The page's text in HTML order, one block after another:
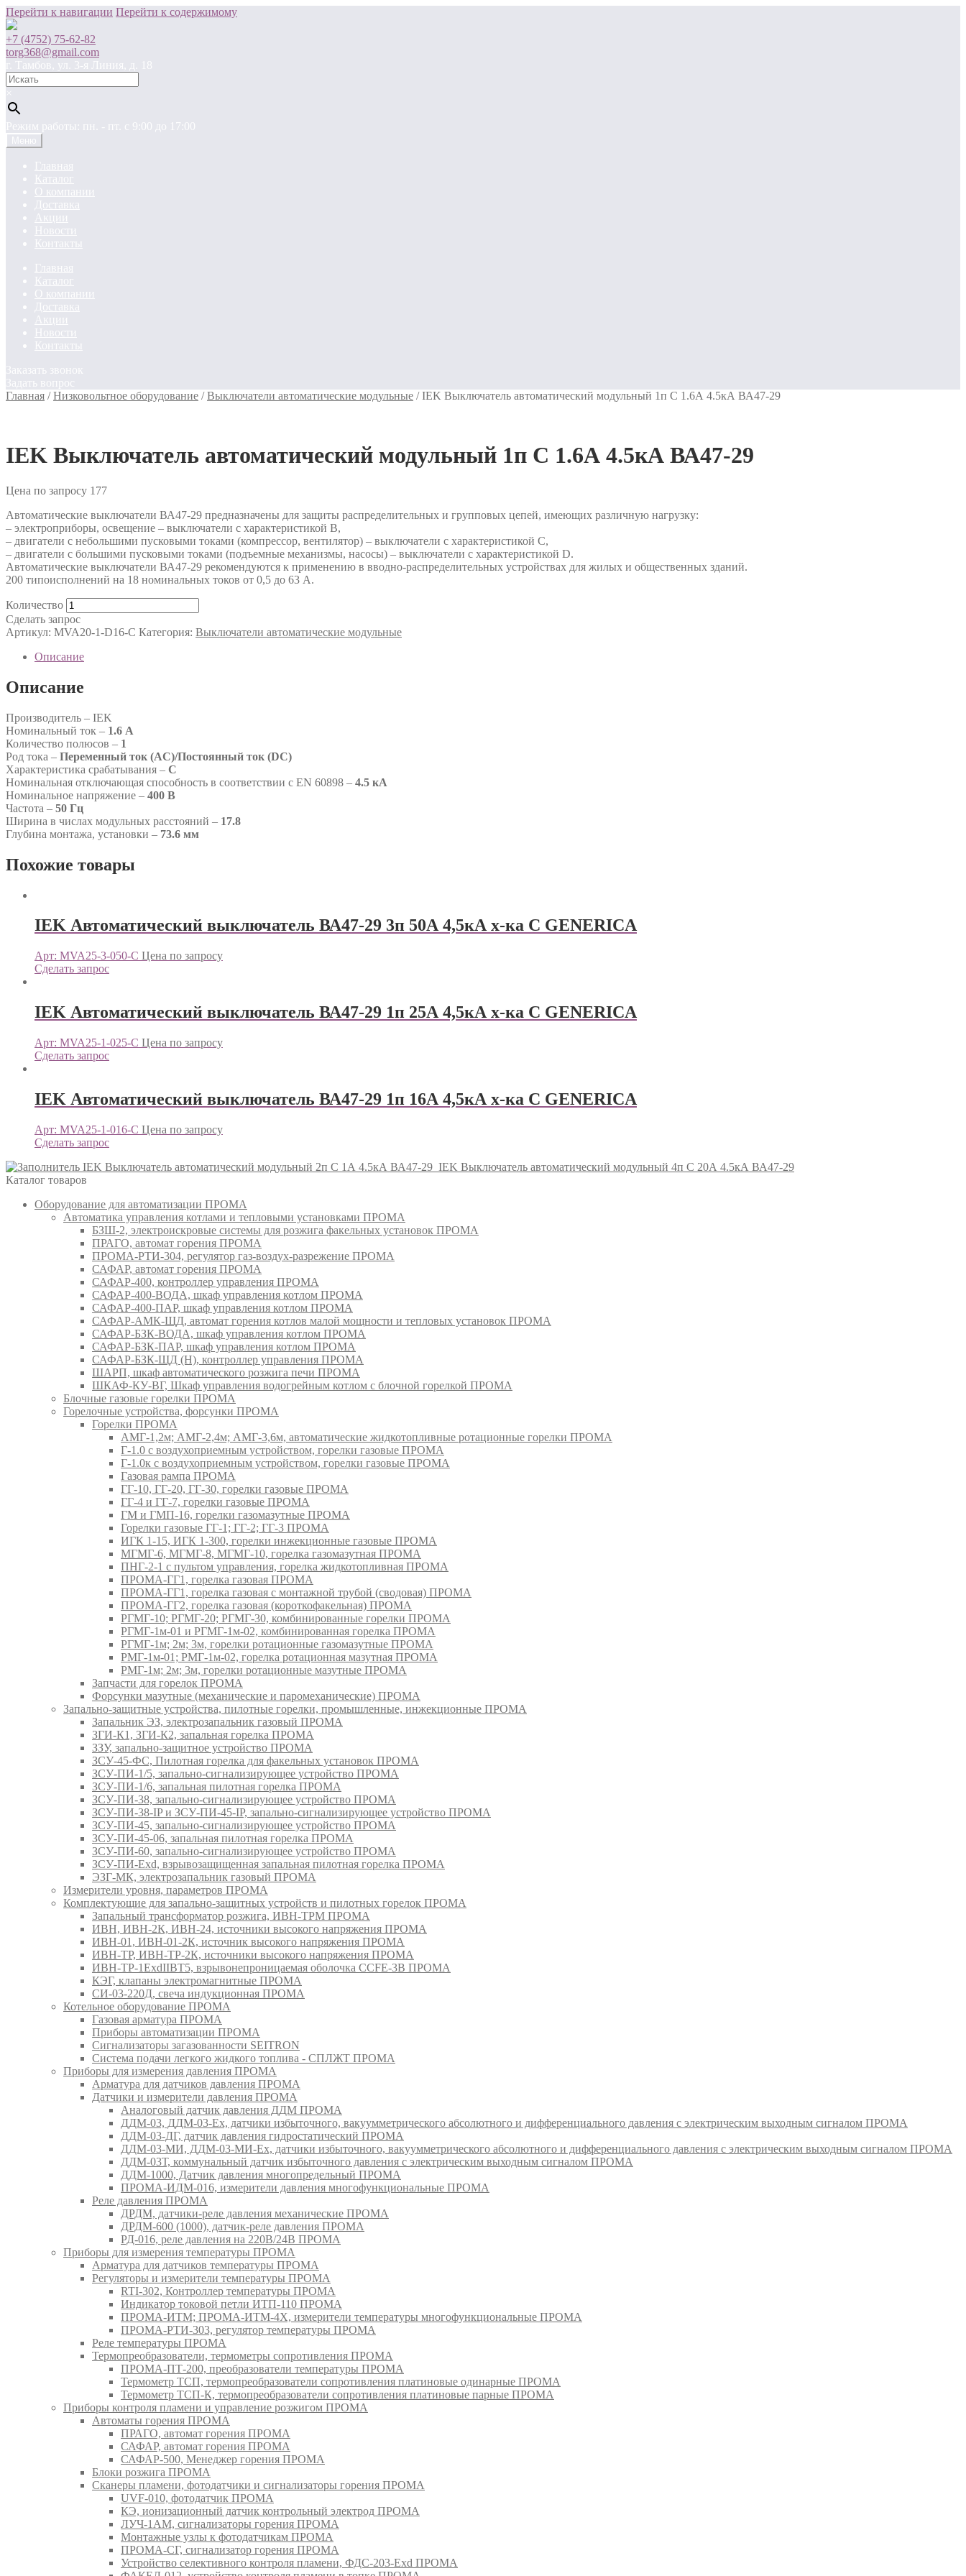
Перейти к навигации Перейти к содержимому
+7 (4752) 75-62-82
torg368@gmail.com
г. Тамбов, ул. 3-я Линия, д. 18
×
Режим работы: пн. - пт. c 9:00 до 17:00
Меню
Главная
Каталог
О компании
Доставка
Акции
Новости
Контакты
Главная
Каталог
О компании
Доставка
Акции
Новости
Контакты
Заказать звонок
Задать вопрос
Главная /Низковольтное оборудование /Выключатели автоматические модульные /IEK Выключатель автоматический модульный 1п C 1.6А 4.5кА ВА47-29
IEK Выключатель автоматический модульный 1п C 1.6А 4.5кА ВА47-29
Цена по запросу 177
Автоматические выключатели ВА47-29 предназначены для защиты распределительных и групповых цепей, имеющих различную нагрузку:
– электроприборы, освещение – выключатели с характеристикой В,
– двигатели с небольшими пусковыми токами (компрессор, вентилятор) – выключатели с характеристикой C,
– двигатели с большими пусковыми токами (подъемные механизмы, насосы) – выключатели с характеристикой D.
Автоматические выключатели ВА47-29 рекомендуются к применению в вводно-распределительных устройствах для жилых и общественных зданий.
200 типоисполнений на 18 номинальных токов от 0,5 до 63 А.
Количество
Сделать запрос
Артикул: MVA20-1-D16-C Категория: Выключатели автоматические модульные
Описание
Описание
Производитель – IEK
Номинальный ток – 1.6 А
Количество полюсов – 1
Род тока – Переменный ток (AC)/Постоянный ток (DC)
Характеристика срабатывания – C
Номинальная отключающая способность в соответствии с EN 60898 – 4.5 кА
Номинальное напряжение – 400 В
Частота – 50 Гц
Ширина в числах модульных расстояний – 17.8
Глубина монтажа, установки – 73.6 мм
Похожие товары
IEK Автоматический выключатель ВА47-29 3п 50А 4,5кА х-ка С GENERICА
Арт: MVA25-3-050-C Цена по запросу
Сделать запрос
IEK Автоматический выключатель ВА47-29 1п 25А 4,5кА х-ка С GENERICА
Арт: MVA25-1-025-C Цена по запросу
Сделать запрос
IEK Автоматический выключатель ВА47-29 1п 16А 4,5кА х-ка С GENERICА
Арт: MVA25-1-016-C Цена по запросу
Сделать запрос
IEK Выключатель автоматический модульный 2п C 1А 4.5кА ВА47-29 IEK Выключатель автоматический модульный 4п C 20А 4.5кА ВА47-29
Каталог товаров
Оборудование для автоматизации ПРОМА
Автоматика управления котлами и тепловыми установками ПРОМА
БЗШ-2, электроискровые системы для розжига факельных установок ПРОМА
ПРАГО, автомат горения ПРОМА
ПРОМА-РТИ-304, регулятор газ-воздух-разрежение ПРОМА
САФАР, автомат горения ПРОМА
САФАР-400, контроллер управления ПРОМА
САФАР-400-ВОДА, шкаф управления котлом ПРОМА
САФАР-400-ПАР, шкаф управления котлом ПРОМА
САФАР-АМК-ЩД, автомат горения котлов малой мощности и тепловых установок ПРОМА
САФАР-БЗК-ВОДА, шкаф управления котлом ПРОМА
САФАР-БЗК-ПАР, шкаф управления котлом ПРОМА
САФАР-БЗК-ЩД (Н), контроллер управления ПРОМА
ШАРП, шкаф автоматического розжига печи ПРОМА
ШКАФ-КУ-ВГ, Шкаф управления водогрейным котлом с блочной горелкой ПРОМА
Блочные газовые горелки ПРОМА
Горелочные устройства, форсунки ПРОМА
Горелки ПРОМА
АМГ-1,2м; АМГ-2,4м; АМГ-3,6м, автоматические жидкотопливные ротационные горелки ПРОМА
Г-1.0 с воздухоприемным устройством, горелки газовые ПРОМА
Г-1.0к с воздухоприемным устройством, горелки газовые ПРОМА
Газовая рампа ПРОМА
ГГ-10, ГГ-20, ГГ-30, горелки газовые ПРОМА
ГГ-4 и ГГ-7, горелки газовые ПРОМА
ГМ и ГМП-16, горелки газомазутные ПРОМА
Горелки газовые ГГ-1; ГГ-2; ГГ-3 ПРОМА
ИГК 1-15, ИГК 1-300, горелки инжекционные газовые ПРОМА
МГМГ-6, МГМГ-8, МГМГ-10, горелка газомазутная ПРОМА
ПНГ-2-1 с пультом управления, горелка жидкотопливная ПРОМА
ПРОМА-ГГ1, горелка газовая ПРОМА
ПРОМА-ГГ1, горелка газовая с монтажной трубой (сводовая) ПРОМА
ПРОМА-ГГ2, горелка газовая (короткофакельная) ПРОМА
РГМГ-10; РГМГ-20; РГМГ-30, комбинированные горелки ПРОМА
РГМГ-1м-01 и РГМГ-1м-02, комбинированная горелка ПРОМА
РГМГ-1м; 2м; 3м, горелки ротационные газомазутные ПРОМА
РМГ-1м-01; РМГ-1м-02, горелка ротационная мазутная ПРОМА
РМГ-1м; 2м; 3м, горелки ротационные мазутные ПРОМА
Запчасти для горелок ПРОМА
Форсунки мазутные (механические и паромеханические) ПРОМА
Запально-защитные устройства, пилотные горелки, промышленные, инжекционные ПРОМА
Запальник ЭЗ, электрозапальник газовый ПРОМА
ЗГИ-К1, ЗГИ-К2, запальная горелка ПРОМА
ЗЗУ, запально-защитное устройство ПРОМА
ЗСУ-45-ФС, Пилотная горелка для факельных установок ПРОМА
ЗСУ-ПИ-1/5, запально-сигнализирующее устройство ПРОМА
ЗСУ-ПИ-1/6, запальная пилотная горелка ПРОМА
ЗСУ-ПИ-38, запально-сигнализирующее устройство ПРОМА
ЗСУ-ПИ-38-IP и ЗСУ-ПИ-45-IP, запально-сигнализирующее устройство ПРОМА
ЗСУ-ПИ-45, запально-сигнализирующее устройство ПРОМА
ЗСУ-ПИ-45-06, запальная пилотная горелка ПРОМА
ЗСУ-ПИ-60, запально-сигнализирующее устройство ПРОМА
ЗСУ-ПИ-Exd, взрывозащищенная запальная пилотная горелка ПРОМА
ЭЗГ-МК, электрозапальник газовый ПРОМА
Измерители уровня, параметров ПРОМА
Комплектующие для запально-защитных устройств и пилотных горелок ПРОМА
Запальный трансформатор розжига, ИВН-ТРМ ПРОМА
ИВН, ИВН-2К, ИВН-24, источники высокого напряжения ПРОМА
ИВН-01, ИВН-01-2К, источник высокого напряжения ПРОМА
ИВН-ТР, ИВН-ТР-2К, источники высокого напряжения ПРОМА
ИВН-ТР-1ExdIIBT5, взрывонепроницаемая оболочка CCFE-3B ПРОМА
КЭГ, клапаны электромагнитные ПРОМА
СИ-03-220Д, свеча индукционная ПРОМА
Котельное оборудование ПРОМА
Газовая арматура ПРОМА
Приборы автоматизации ПРОМА
Сигнализаторы загазованности SEITRON
Система подачи легкого жидкого топлива - СПЛЖТ ПРОМА
Приборы для измерения давления ПРОМА
Арматура для датчиков давления ПРОМА
Датчики и измерители давления ПРОМА
Аналоговый датчик давления ДДМ ПРОМА
ДДМ-03, ДДМ-03-Ех, датчики избыточного, вакуумметрического абсолютного и дифференциального давления с электрическим выходным сигналом ПРОМА
ДДМ-03-ДГ, датчик давления гидростатический ПРОМА
ДДМ-03-МИ, ДДМ-03-МИ-Ех, датчики избыточного, вакуумметрического абсолютного и дифференциального давления с электрическим выходным сигналом ПРОМА
ДДМ-03Т, коммунальный датчик избыточного давления с электрическим выходным сигналом ПРОМА
ДДМ-1000, Датчик давления многопредельный ПРОМА
ПРОМА-ИДМ-016, измерители давления многофункциональные ПРОМА
Реле давления ПРОМА
ДРДМ, датчики-реле давления механические ПРОМА
ДРДМ-600 (1000), датчик-реле давления ПРОМА
РД-016, реле давления на 220В/24В ПРОМА
Приборы для измерения температуры ПРОМА
Арматура для датчиков температуры ПРОМА
Регуляторы и измерители температуры ПРОМА
RTI-302, Контроллер температуры ПРОМА
Индикатор токовой петли ИТП-110 ПРОМА
ПРОМА-ИТМ; ПРОМА-ИТМ-4Х, измерители температуры многофункциональные ПРОМА
ПРОМА-РТИ-303, регулятор температуры ПРОМА
Реле температуры ПРОМА
Термопреобразователи, термометры сопротивления ПРОМА
ПРОМА-ПТ-200, преобразователи температуры ПРОМА
Термометр ТСП, термопреобразователи сопротивления платиновые одинарные ПРОМА
Термометр ТСП-К, термопреобразователи сопротивления платиновые парные ПРОМА
Приборы контроля пламени и управление розжигом ПРОМА
Автоматы горения ПРОМА
ПРАГО, автомат горения ПРОМА
САФАР, автомат горения ПРОМА
САФАР-500, Менеджер горения ПРОМА
Блоки розжига ПРОМА
Сканеры пламени, фотодатчики и сигнализаторы горения ПРОМА
UVF-010, фотодатчик ПРОМА
КЭ, ионизационный датчик контрольный электрод ПРОМА
ЛУЧ-1АМ, сигнализаторы горения ПРОМА
Монтажные узлы к фотодатчикам ПРОМА
ПРОМА-СГ, сигнализатор горения ПРОМА
Устройство селективного контроля пламени, ФДС-203-Exd ПРОМА